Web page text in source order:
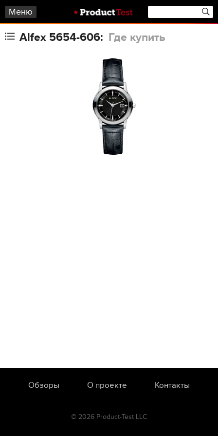
Меню
Alfex 5654-606: Где купить
Обзоры О проекте Контакты
© 2026 Product-Test LLC